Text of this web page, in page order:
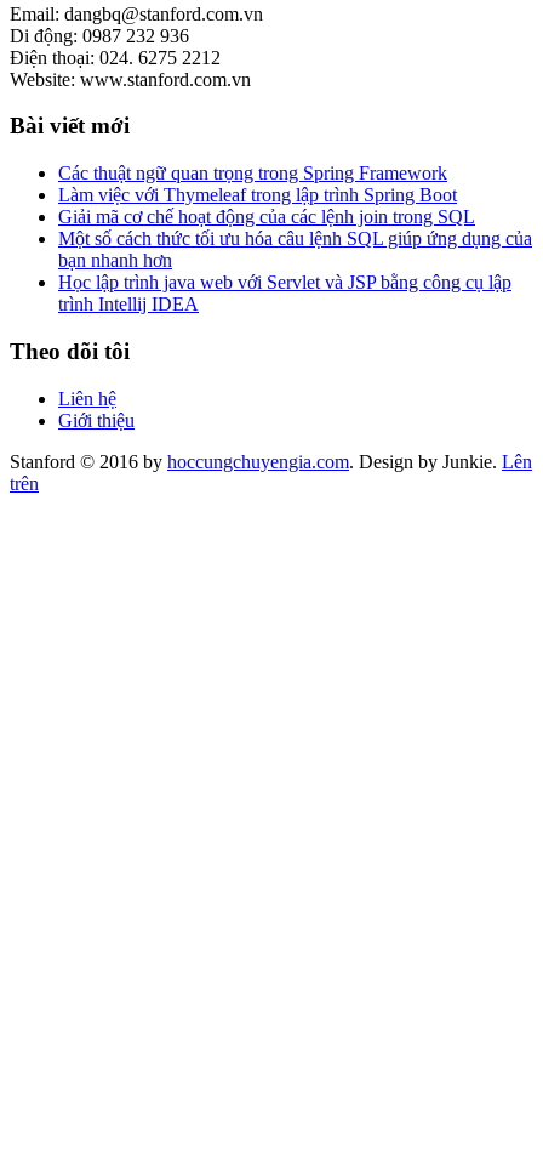
Email: dangbq@stanford.com.vn
Di động: 0987 232 936
Điện thoại: 024. 6275 2212
Website: www.stanford.com.vn
Bài viết mới
Các thuật ngữ quan trọng trong Spring Framework
Làm việc với Thymeleaf trong lập trình Spring Boot
Giải mã cơ chế hoạt động của các lệnh join trong SQL
Một số cách thức tối ưu hóa câu lệnh SQL giúp ứng dụng của
bạn nhanh hơn
Học lập trình java web với Servlet và JSP bằng công cụ lập
trình Intellij IDEA
Theo dõi tôi
Liên hệ
Giới thiệu
Stanford © 2016 by hoccungchuyengia.com. Design by Junkie. Lên
trên